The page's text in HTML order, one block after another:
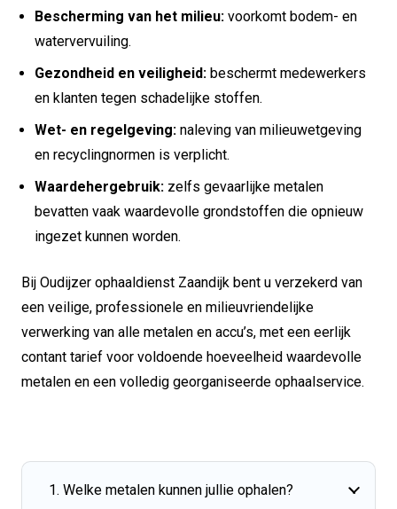
Bescherming van het milieu: voorkomt bodem- en
watervervuiling.
Gezondheid en veiligheid: beschermt medewerkers
en klanten tegen schadelijke stoffen.
Wet- en regelgeving: naleving van milieuwetgeving
en recyclingnormen is verplicht.
Waardehergebruik: zelfs gevaarlijke metalen
bevatten vaak waardevolle grondstoffen die opnieuw
ingezet kunnen worden.
Bij Oudijzer ophaaldienst Zaandijk bent u verzekerd van
een veilige, professionele en milieuvriendelijke
verwerking van alle metalen en accu’s, met een eerlijk
contant tarief voor voldoende hoeveelheid waardevolle
metalen en een volledig georganiseerde ophaalservice.
1. Welke metalen kunnen jullie ophalen?